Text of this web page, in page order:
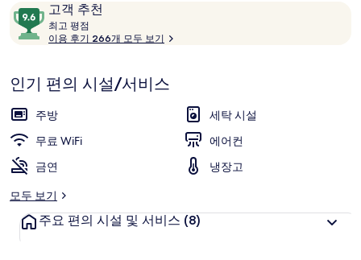
하
위
트
의
사
진
₩354,364
이
용
후
고객 추천
10
점
만
중
9.6
점,
객
추
최고 평점
고
점
이용 후기 266개 모두 보기
인기 편의 시설/서비스
주방
세탁 시설
무료 WiFi
에어컨
금연
냉장고
모두 보기
주요 편의 시설 및 서비스 (8)